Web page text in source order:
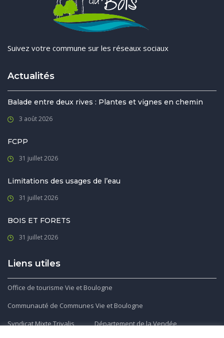
Suivez votre commune sur les réseaux sociaux
Actualités
Balade entre deux rives : Plantes et vignes en chemin
3 août 2026
FCPP
31 juillet 2026
Limitations des usages de l’eau
31 juillet 2026
BOIS ET FORETS
31 juillet 2026
Liens utiles
Office de tourisme Vie et Boulogne
Communauté de Communes Vie et Boulogne
Syndicat Mixte Trivalis
Département de la Vendée